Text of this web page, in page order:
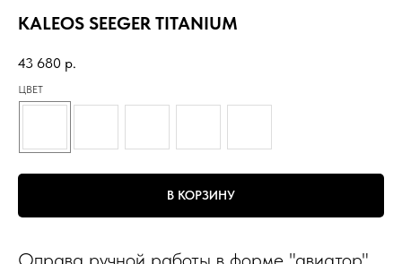
KALEOS SEEGER TITANIUM
43 680 р.
ЦВЕТ
В КОРЗИНУ